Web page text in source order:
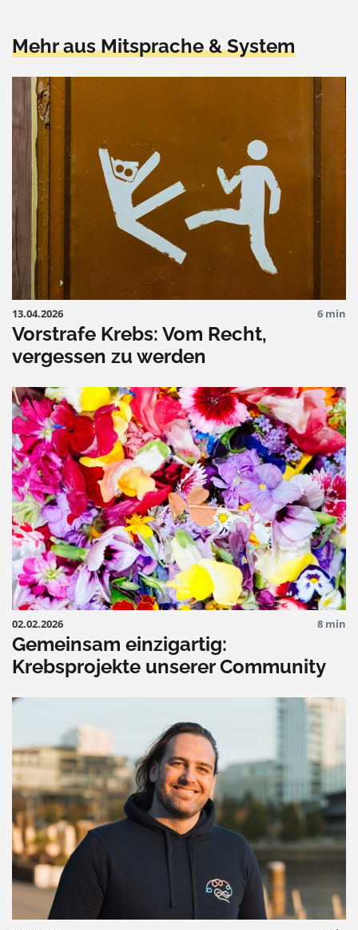
Mehr aus Mitsprache & System
13.04.2026 6 min
Vorstrafe Krebs: Vom Recht,
vergessen zu werden
02.02.2026 8 min
Gemeinsam einzigartig:
Krebsprojekte unserer Community